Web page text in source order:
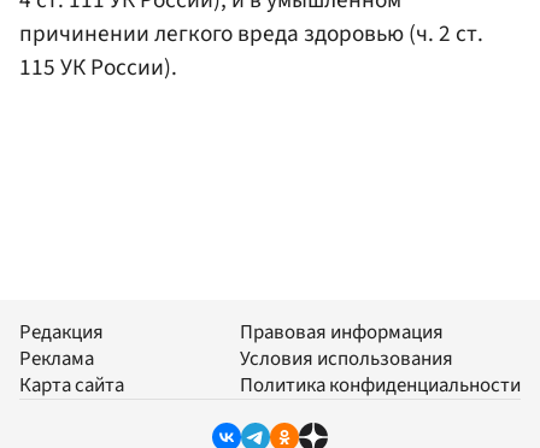
причинении легкого вреда здоровью (ч. 2 ст.
115 УК России).
Редакция
Реклама
Карта сайта
Правовая информация
Условия использования
Политика конфиденциальности